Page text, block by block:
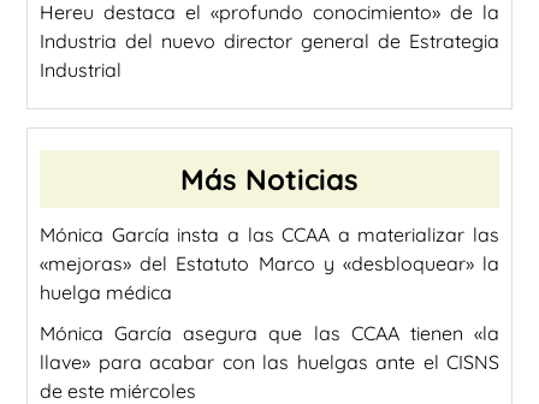
Hereu destaca el «profundo conocimiento» de la
Industria del nuevo director general de Estrategia
Industrial
Más Noticias
Mónica García insta a las CCAA a materializar las
«mejoras» del Estatuto Marco y «desbloquear» la
huelga médica
Mónica García asegura que las CCAA tienen «la
llave» para acabar con las huelgas ante el CISNS
de este miércoles